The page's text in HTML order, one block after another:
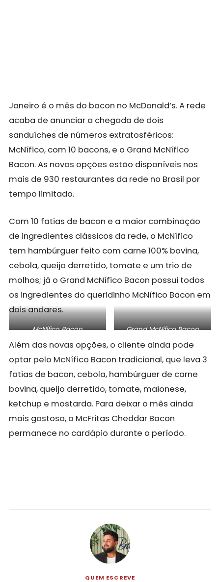
Janeiro é o mês do bacon no McDonald’s. A rede
acaba de anunciar a chegada de dois
sanduíches de números extratosféricos:
McNífico, com 10 bacons, e o Grand McNífico
Bacon. As novas opções estão disponíveis nos
mais de 930 restaurantes da rede no Brasil por
tempo limitado.
Com 10 fatias de bacon e a maior combinação
de ingredientes clássicos da rede, o McNífico
tem hambúrguer feito com carne 100% bovina,
cebola, queijo derretido, tomate e um trio de
molhos; já o Grand McNífico Bacon possui todos
os ingredientes do queridinho McNífico Bacon em
dois andares.
McNífico Bacon Grand McNífico Bacon
Além das novas opções, o cliente ainda pode
optar pelo McNífico Bacon tradicional, que leva 3
fatias de bacon, cebola, hambúrguer de carne
bovina, queijo derretido, tomate, maionese,
ketchup e mostarda. Para deixar o mês ainda
mais gostoso, a McFritas Cheddar Bacon
permanece no cardápio durante o período.
QUEM ESCREVE